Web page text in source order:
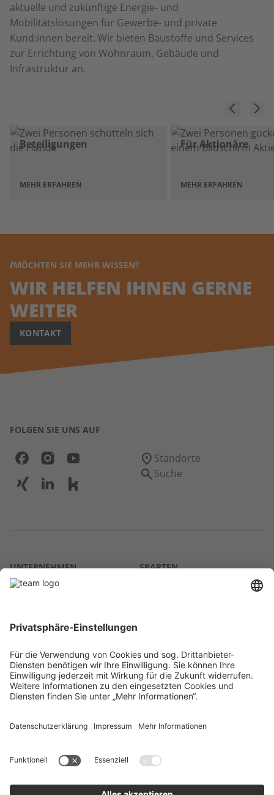
aktuelle und zukünftige Energie- und
Mobilitätslösungen für Gewerbe- und private
Kund:innen bereit. Wir bieten Baustoffe und Services
zur Errichtung von Wohnraum, Gebäude und
Infrastruktur an.
Beteiligungen
MEHR ERFAHREN
Für Aktionäre
MEHR ERFAHREN
MÖCHTEN SIE MEHR WISSEN?
WIR HELFEN IHNEN GERNE
WEITER
KONTAKT
FOLGEN SIE UNS AUF
Standorte
Suche
UNTERNEHMEN
Über uns
Karriere
Kontakt
SPARTEN
RECHTLICHES
Lieferkette